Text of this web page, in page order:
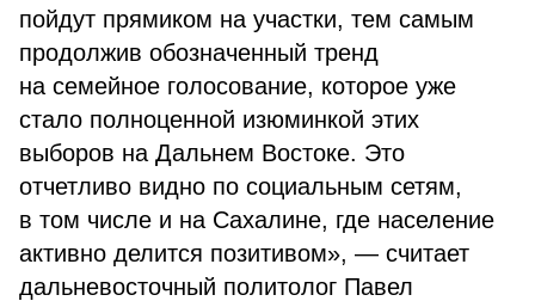
пойдут прямиком на участки, тем самым
продолжив обозначенный тренд
на семейное голосование, которое уже
стало полноценной изюминкой этих
выборов на Дальнем Востоке. Это
отчетливо видно по социальным сетям,
в том числе и на Сахалине, где население
активно делится позитивом», — считает
дальневосточный политолог Павел